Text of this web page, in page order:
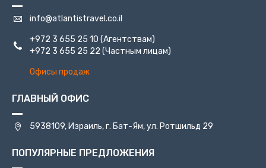
info@atlantistravel.co.il
+972 3 655 25 10 (Агентствам)
+972 3 655 25 22 (Частным лицам)
Офисы продаж
ГЛАВНЫЙ ОФИС
5938109, Израиль, г. Бат-Ям, ул. Ротшильд 29
ПОПУЛЯРНЫЕ ПРЕДЛОЖЕНИЯ